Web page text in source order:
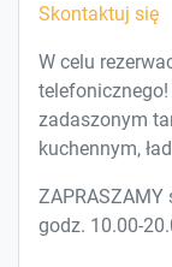
Skontaktuj się
W celu
zadaszonym
kuchennym,
godz. 10.00-